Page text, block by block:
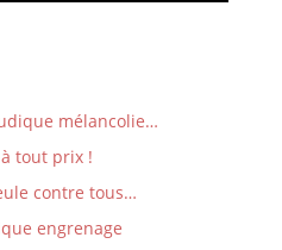
mélancolie…
à tout prix !
contre tous…
engrenage